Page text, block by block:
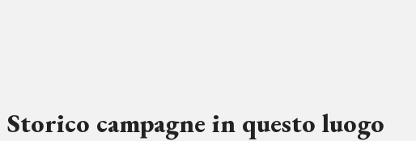
Storico campagne in questo luogo